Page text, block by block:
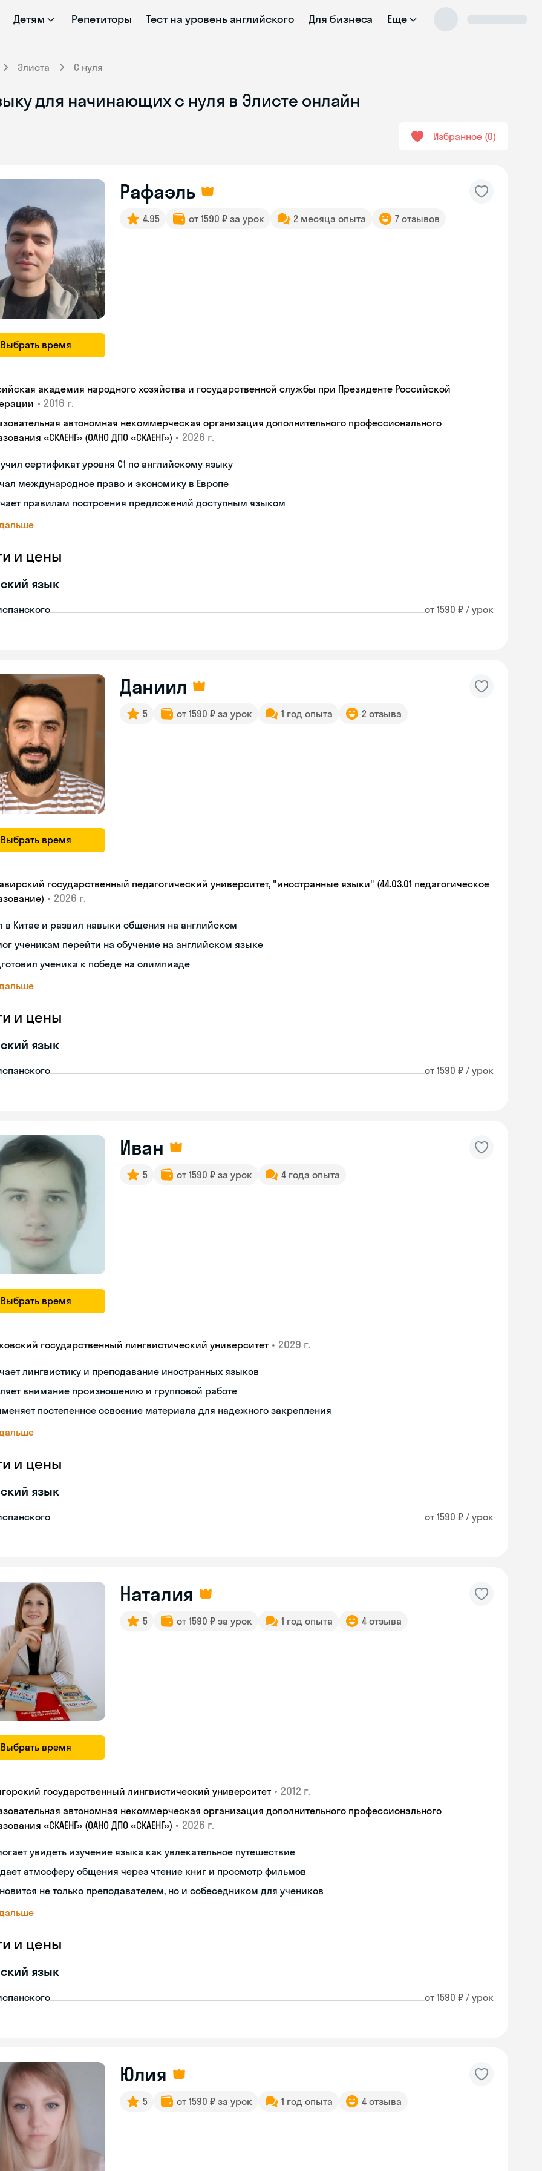
Детям Репетиторы Тест на уровень английского Для бизнеса Еще
Элиста С нуля
для начинающих с нуля в Элисте онлайн
Избранное 0
Выбрать время
Рафаэль
4.95 от 1590 ₽ за урок 2 месяца опыта 7 отзывов
академия народного хозяйства и государственной службы при Президенте Российской
• 2016 г.
автономная некоммерческая организация дополнительного профессионального
«СКАЕНГ» (ОАНО ДПО «СКАЕНГ») • 2026 г.
сертификат уровня С1 по английскому языку
международное право и экономику в Европе
правилам построения предложений доступным языком
и цены
язык
от 1590 ₽ / урок
Выбрать время
Даниил
5 от 1590 ₽ за урок 1 год опыта 2 отзыва
государственный педагогический университет, "иностранные языки" (44.03.01 педагогическое
• 2026 г.
в Китае и развил навыки общения на английском
ученикам перейти на обучение на английском языке
ученика к победе на олимпиаде
и цены
язык
от 1590 ₽ / урок
Выбрать время
Иван
5 от 1590 ₽ за урок 4 года опыта
государственный лингвистический университет • 2029 г.
лингвистику и преподавание иностранных языков
внимание произношению и групповой работе
постепенное освоение материала для надежного закрепления
и цены
язык
от 1590 ₽ / урок
Выбрать время
Наталия
5 от 1590 ₽ за урок 1 год опыта 4 отзыва
государственный лингвистический университет • 2012 г.
автономная некоммерческая организация дополнительного профессионального
«СКАЕНГ» (ОАНО ДПО «СКАЕНГ») • 2026 г.
увидеть изучение языка как увлекательное путешествие
атмосферу общения через чтение книг и просмотр фильмов
не только преподавателем, но и собеседником для учеников
и цены
язык
от 1590 ₽ / урок
Юлия
5 от 1590 ₽ за урок 1 год опыта 4 отзыва